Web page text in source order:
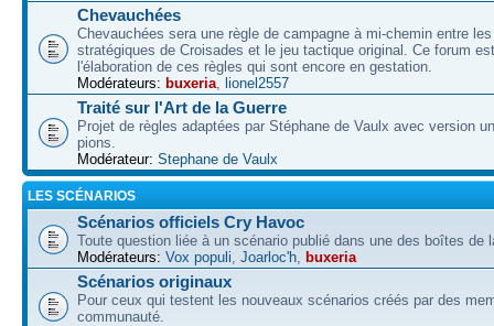
Chevauchées
Chevauchées sera une règle de campagne à mi-chemin entre
stratégiques de Croisades et le jeu tactique original. Ce forum
l'élaboration de ces règles qui sont encore en gestation.
Modérateurs: buxeria, lionel2557
Traité sur l'Art de la Guerre
Projet de règles adaptées par Stéphane de Vaulx avec version
pions.
Modérateur: Stephane de Vaulx
LES SCÉNARIOS
Scénarios officiels Cry Havoc
Toute question liée à un scénario publié dans une des boîtes de
Modérateurs: Vox populi, Joarloc'h, buxeria
Scénarios originaux
Pour ceux qui testent les nouveaux scénarios créés par des
communauté.